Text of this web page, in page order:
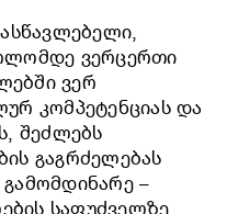
ვერცერთი
ვერ
კომპეტენციას და
შეძლებს
გაგრძელებას
–
საფუძველზე